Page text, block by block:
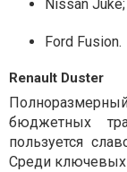
Nissan Juke;
Ford Fusion.
Renault Duster
бюджетных
пользуется
Среди ключевых